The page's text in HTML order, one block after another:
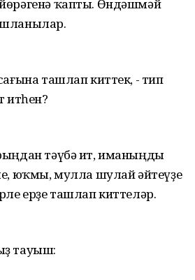
ҡапты. Өндәшмәй
ташлап киттек, - тип
итһен?
тәүбә ит, иманыңды
юҡмы, мулла шулай әйтеүҙе
ерҙе ташлап киттеләр.
тауыш: